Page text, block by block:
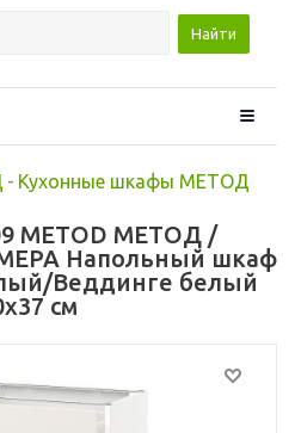
Найти
- Кухонные шкафы МЕТОД
METOD МЕТОД /
Напольный шкаф
Веддинге белый
см